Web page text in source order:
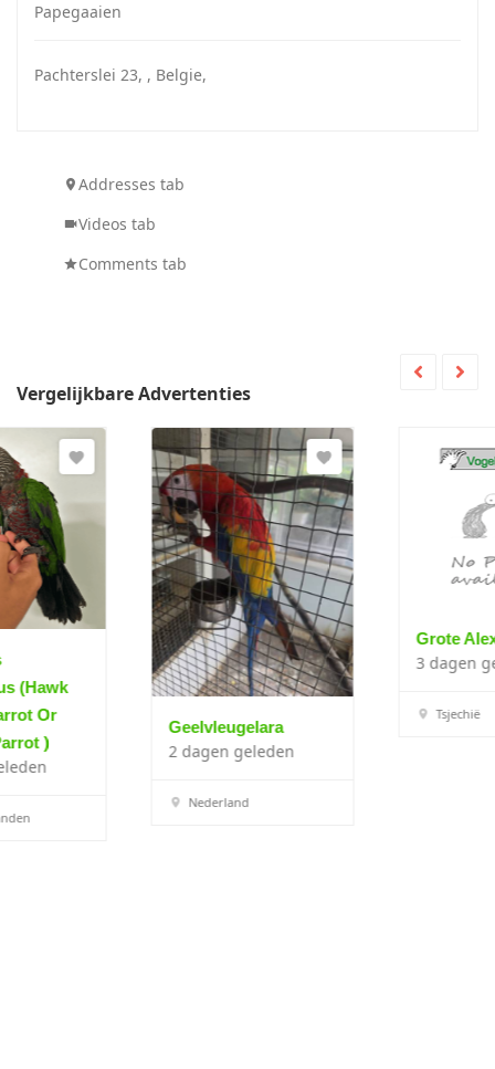
Papegaaien
Pachterslei 23, , Belgie,
Addresses tab
Videos tab
Comments tab
Vergelijkbare Advertenties
Geelvleugelara
2 dagen geleden
Grote Alexander
3 dagen geleden